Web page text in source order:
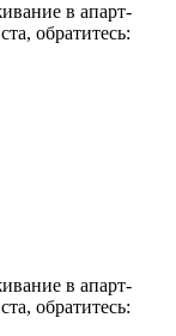
в апарт-
обратитесь:
в апарт-
обратитесь:
анализа